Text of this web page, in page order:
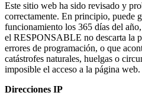
Este sitio web ha sido revisado y
correctamente. En principio, puede
funcionamiento los 365 días del
el RESPONSABLE no descarta la
errores de programación, o que
catástrofes naturales, huelgas o
imposible el acceso a la página web.
Direcciones IP